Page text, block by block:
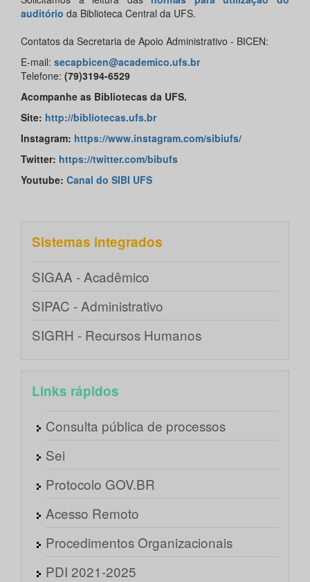
auditório da Biblioteca Central da UFS.
Contatos da Secretaria de Apoio Administrativo - BICEN:
E-mail: secapbicen@academico.ufs.br
Telefone: (79)3194-6529
Acompanhe as Bibliotecas da UFS.
Site: http://bibliotecas.ufs.br
Instagram: https://www.instagram.com/sibiufs/
Twitter: https://twitter.com/bibufs
Youtube: Canal do SIBI UFS
Sistemas integrados
SIGAA - Acadêmico
SIPAC - Administrativo
SIGRH - Recursos Humanos
Links rápidos
Consulta pública de processos
Sei
Protocolo GOV.BR
Acesso Remoto
Procedimentos Organizacionais
PDI 2021-2025